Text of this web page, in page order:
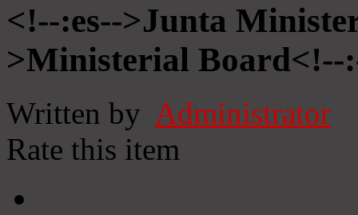
<!--:es-->Junta
>Ministerial Board<!--
Written by Administrator
Rate this item